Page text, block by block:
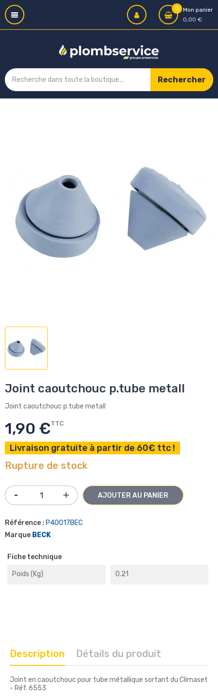
0
Mon panier
0,00 €
Rechercher
Joint caoutchouc p.tube metall
Joint caoutchouc p.tube metall
1,90 €TTC
Livraison gratuite à partir de 60€ ttc !
Rupture de stock
AJOUTER AU PANIER
Référence : P40017BEC
Marque BECK
Fiche technique
Poids (kg) 0.21
Description Détails du produit
Joint en caoutchouc pour tube métallique sortant du Climaset
- Réf. 6553